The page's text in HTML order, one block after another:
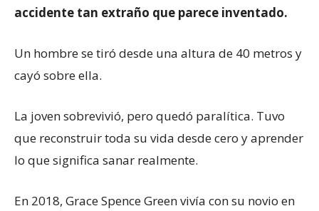
accidente tan extraño que parece inventado.
Un hombre se tiró desde una altura de 40 metros y
cayó sobre ella.
La joven sobrevivió, pero quedó paralítica. Tuvo
que reconstruir toda su vida desde cero y aprender
lo que significa sanar realmente.
En 2018, Grace Spence Green vivía con su novio en